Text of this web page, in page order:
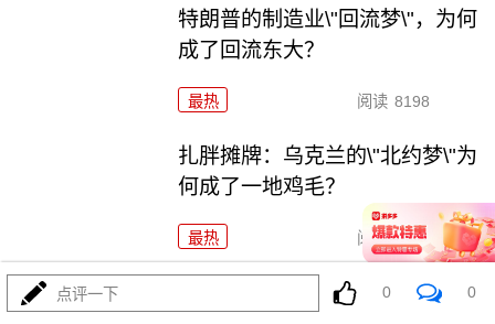
特朗普的制造业\"回流梦\"，为何
成了回流东大？
最热 阅读 8198
扎胖摊牌：乌克兰的\"北约梦\"为
何成了一地鸡毛？
最热 阅读 5238
里海一声巨响，这次差点把两场战争炸成一锅粥！
点评一下 0 0